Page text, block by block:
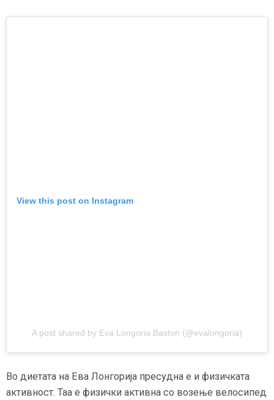
View this post on Instagram
A post shared by Eva Longoria Baston (@evalongoria)
Во диетата на Ева Лонгорија пресудна е и физичката
активност. Таа е физички активна со возење велосипед